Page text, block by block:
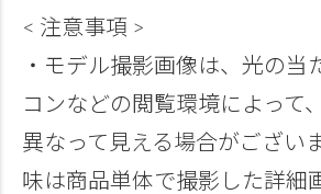
< 注意事項 >
・モデル撮影画像は、光の当
コンなどの閲覧環境によって
異なって見える場合がござい
味は商品単体で撮影した詳細